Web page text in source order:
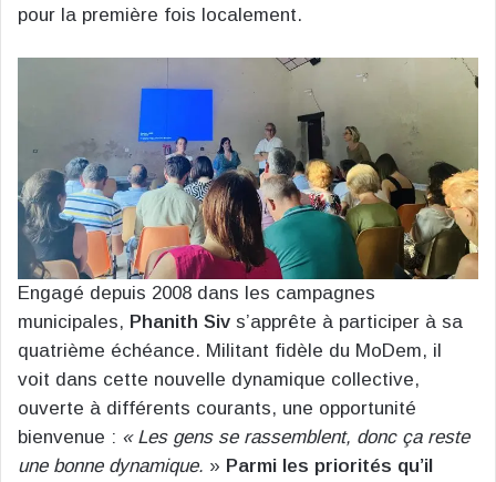
pour la première fois localement.
Engagé depuis 2008 dans les campagnes
municipales, Phanith Siv s’apprête à participer à sa
quatrième échéance. Militant fidèle du MoDem, il
voit dans cette nouvelle dynamique collective,
ouverte à différents courants, une opportunité
bienvenue : « Les gens se rassemblent, donc ça reste
une bonne dynamique. » Parmi les priorités qu’il